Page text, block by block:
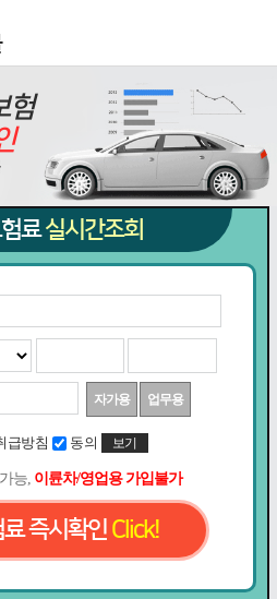
험
료실시간조회
자가용 업무용
급방침 동의 보기
능, 이륜차/영업용 가입불가
즉시확인 Click!